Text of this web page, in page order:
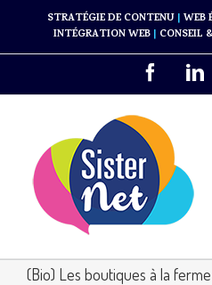
STRATÉGIE DE CONTENU | WEB
INTÉGRATION WEB | CONSEIL
(Bio) Les boutiques à la